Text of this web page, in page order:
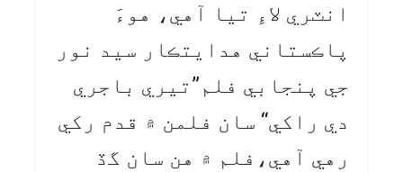
انٽري لاءِ تيا آهي، هوءَ
پاڪستاني هدايتڪار سيد نور
جي پنجابي فلم”تيري باجري
دي راکي“ سان فلمن ۾ قدم رکي
رهي آهي،فلم ۾ هن سان گڏ